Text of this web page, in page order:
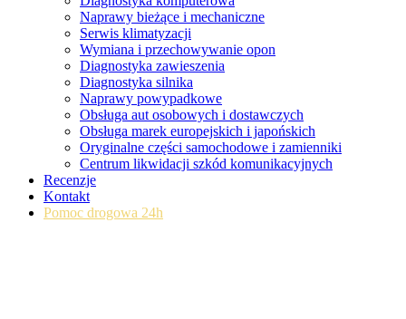
Naprawy bieżące i mechaniczne
Serwis klimatyzacji
Wymiana i przechowywanie opon
Diagnostyka zawieszenia
Diagnostyka silnika
Naprawy powypadkowe
Obsługa aut osobowych i dostawczych
Obsługa marek europejskich i japońskich
Oryginalne części samochodowe i zamienniki
Centrum likwidacji szkód komunikacyjnych
Recenzje
Kontakt
Pomoc drogowa 24h